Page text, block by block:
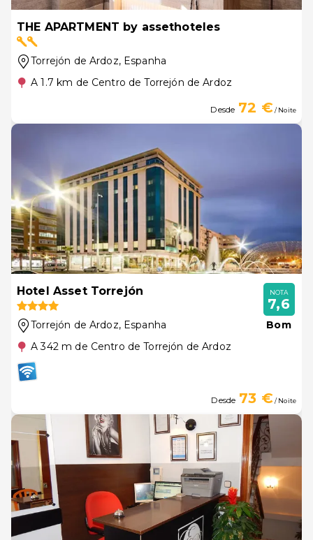
THE APARTMENT by assethoteles
Torrejón de Ardoz, Espanha
A 1.7 km de Centro de Torrejón de Ardoz
Desde 72 €/ Noite
Hotel Asset Torrejón
Torrejón de Ardoz, Espanha
A 342 m de Centro de Torrejón de Ardoz
NOTA
7,6
Bom
Desde 73 €/ Noite